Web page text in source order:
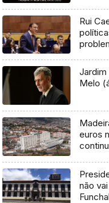
Rui
Jardim
Melo
euros
não
Funchal